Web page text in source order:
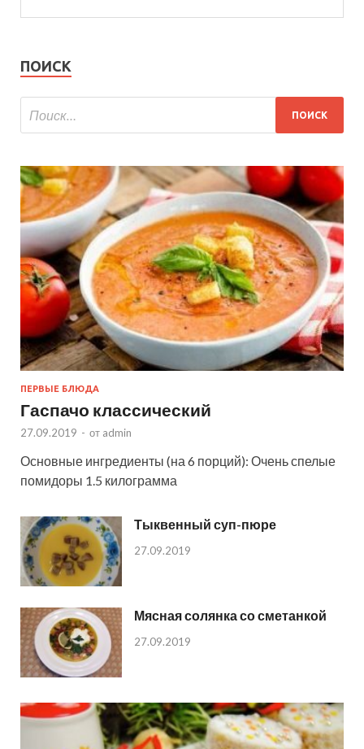
ПОИСК
ПЕРВЫЕ БЛЮДА
Гаспачо классический
27.09.2019 - от admin
Основные ингредиенты (на 6 порций): Очень спелые
помидоры 1.5 килограмма
Тыквенный суп-пюре
27.09.2019
Мясная солянка со сметанкой
27.09.2019